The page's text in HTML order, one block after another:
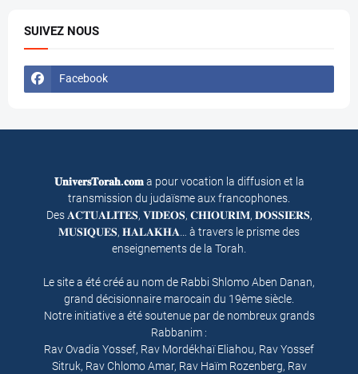
SUIVEZ NOUS
Facebook
𝐔𝐧𝐢𝐯𝐞𝐫𝐬𝐓𝐨𝐫𝐚𝐡.𝐜𝐨𝐦a pour vocation la diffusion et la
transmission du judaïsme aux francophones.
Des 𝐀𝐂𝐓𝐔𝐀𝐋𝐈𝐓𝐄𝐒, 𝐕𝐈𝐃𝐄𝐎𝐒, 𝐂𝐇𝐈𝐎𝐔𝐑𝐈𝐌, 𝐃𝐎𝐒𝐒𝐈𝐄𝐑𝐒,
𝐌𝐔𝐒𝐈𝐐𝐔𝐄𝐒, 𝐇𝐀𝐋𝐀𝐊𝐇𝐀… à travers le prisme des
enseignements de la Torah.
Le site a été créé au nom de Rabbi Shlomo Aben Danan,
grand décisionnaire marocain du 19ème siècle.
Notre initiative a été soutenue par de nombreux grands
Rabbanim :
Rav Ovadia Yossef, Rav Mordékhaï Eliahou, Rav Yossef
Sitruk, Rav Chlomo Amar, Rav Haïm Rozenberg, Rav